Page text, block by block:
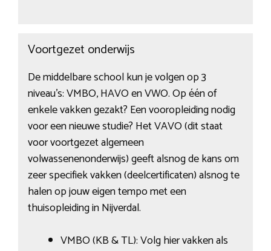
Voortgezet onderwijs
De middelbare school kun je volgen op 3
niveau’s: VMBO, HAVO en VWO. Op één of
enkele vakken gezakt? Een vooropleiding nodig
voor een nieuwe studie? Het VAVO (dit staat
voor voortgezet algemeen
volwassenenonderwijs) geeft alsnog de kans om
zeer specifiek vakken (deelcertificaten) alsnog te
halen op jouw eigen tempo met een
thuisopleiding in Nijverdal.
VMBO (KB & TL): Volg hier vakken als